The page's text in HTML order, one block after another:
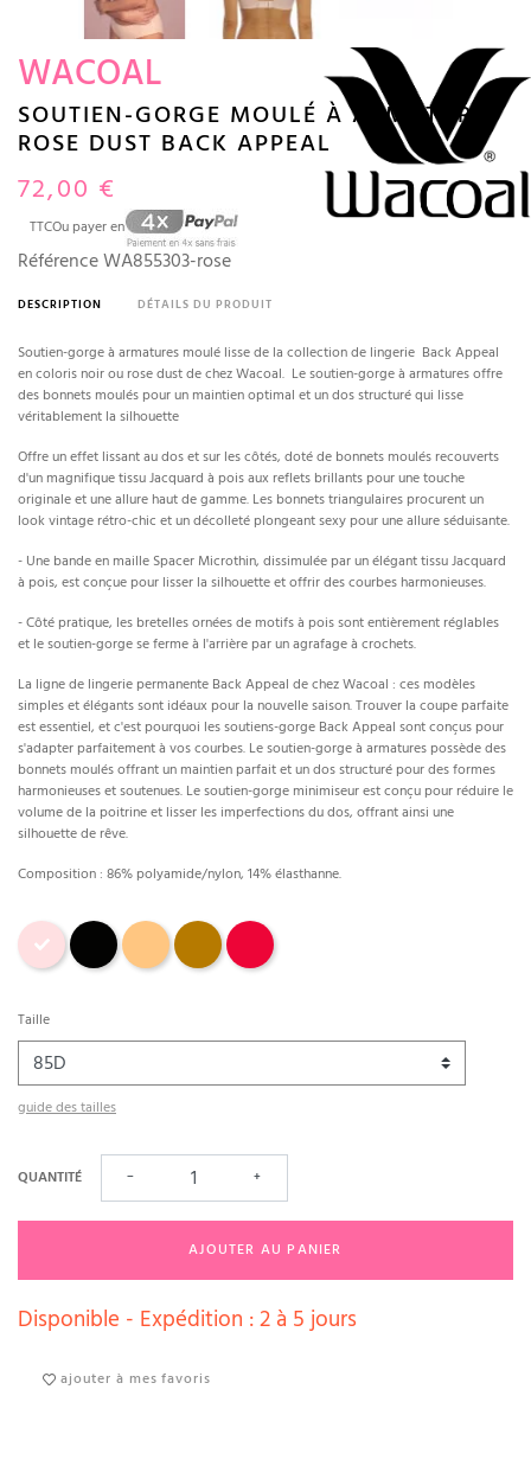
WACOAL
SOUTIEN-GORGE MOULÉ À ARMATURES
ROSE DUST BACK APPEAL
72,00 €
TTCOu payer en
RéférenceWA855303-rose
DESCRIPTION DÉTAILS DU PRODUIT
Soutien-gorge à armatures moulé lisse de la collection de lingerie Back Appeal
en coloris noir ou rose dust de chez Wacoal. Le soutien-gorge à armatures offre
des bonnets moulés pour un maintien optimal et un dos structuré qui lisse
véritablement la silhouette
Offre un effet lissant au dos et sur les côtés, doté de bonnets moulés recouverts
d'un magnifique tissu Jacquard à pois aux reflets brillants pour une touche
originale et une allure haut de gamme. Les bonnets triangulaires procurent un
look vintage rétro-chic et un décolleté plongeant sexy pour une allure séduisante.
- Une bande en maille Spacer Microthin, dissimulée par un élégant tissu Jacquard
à pois, est conçue pour lisser la silhouette et offrir des courbes harmonieuses.
- Côté pratique, les bretelles ornées de motifs à pois sont entièrement réglables
et le soutien-gorge se ferme à l'arrière par un agrafage à crochets.
La ligne de lingerie permanente Back Appeal de chez Wacoal : ces modèles
simples et élégants sont idéaux pour la nouvelle saison. Trouver la coupe parfaite
est essentiel, et c'est pourquoi les soutiens-gorge Back Appeal sont conçus pour
s'adapter parfaitement à vos courbes. Le soutien-gorge à armatures possède des
bonnets moulés offrant un maintien parfait et un dos structuré pour des formes
harmonieuses et soutenues. Le soutien-gorge minimiseur est conçu pour réduire le
volume de la poitrine et lisser les imperfections du dos, offrant ainsi une
silhouette de rêve.
Composition : 86% polyamide/nylon, 14% élasthanne.
rose dustNoir Abricot praline Rouge
Taille
guide des tailles
QUANTITÉ − +
AJOUTER AU PANIER
Disponible - Expédition : 2 à 5 jours
ajouter à mes favoris